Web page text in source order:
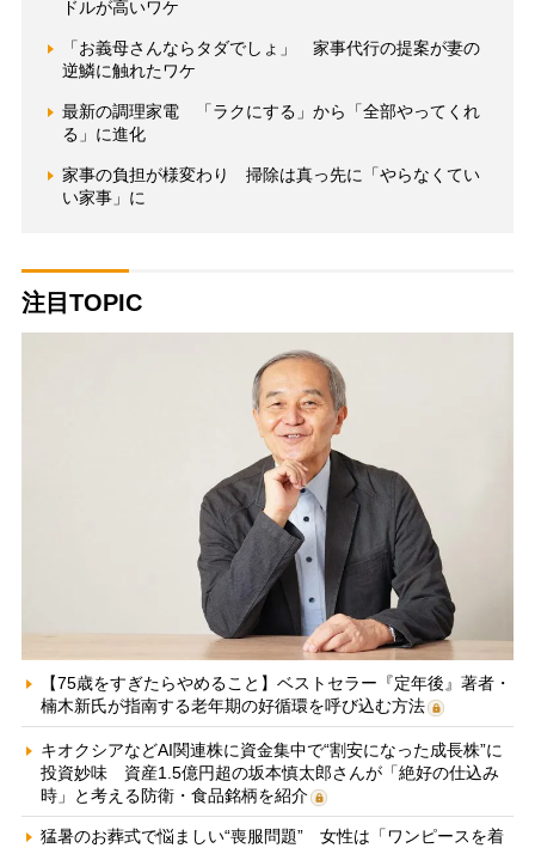
ドルが高いワケ
「お義母さんならタダでしょ」 家事代行の提案が妻の
逆鱗に触れたワケ
最新の調理家電 「ラクにする」から「全部やってくれ
る」に進化
家事の負担が様変わり 掃除は真っ先に「やらなくてい
い家事」に
注目TOPIC
【75歳をすぎたらやめること】ベストセラー『定年後』著者・
楠木新氏が指南する老年期の好循環を呼び込む方法
キオクシアなどAI関連株に資金集中で“割安になった成長株”に
投資妙味 資産1.5億円超の坂本慎太郎さんが「絶好の仕込み
時」と考える防衛・食品銘柄を紹介
猛暑のお葬式で悩ましい“喪服問題” 女性は「ワンピースを着